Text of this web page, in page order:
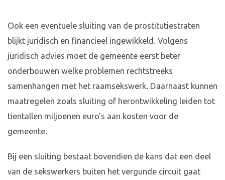
Ook een eventuele sluiting van de prostitutiestraten
blijkt juridisch en financieel ingewikkeld. Volgens
juridisch advies moet de gemeente eerst beter
onderbouwen welke problemen rechtstreeks
samenhangen met het raamsekswerk. Daarnaast kunnen
maatregelen zoals sluiting of herontwikkeling leiden tot
tientallen miljoenen euro's aan kosten voor de
gemeente.
Bij een sluiting bestaat bovendien de kans dat een deel
van de sekswerkers buiten het vergunde circuit gaat